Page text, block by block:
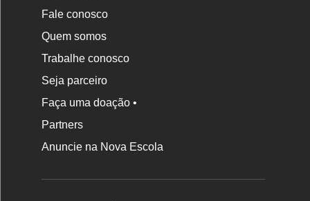
Fale conosco
Quem somos
Trabalhe conosco
Seja parceiro
Faça uma doação •
Partners
Anuncie na Nova Escola